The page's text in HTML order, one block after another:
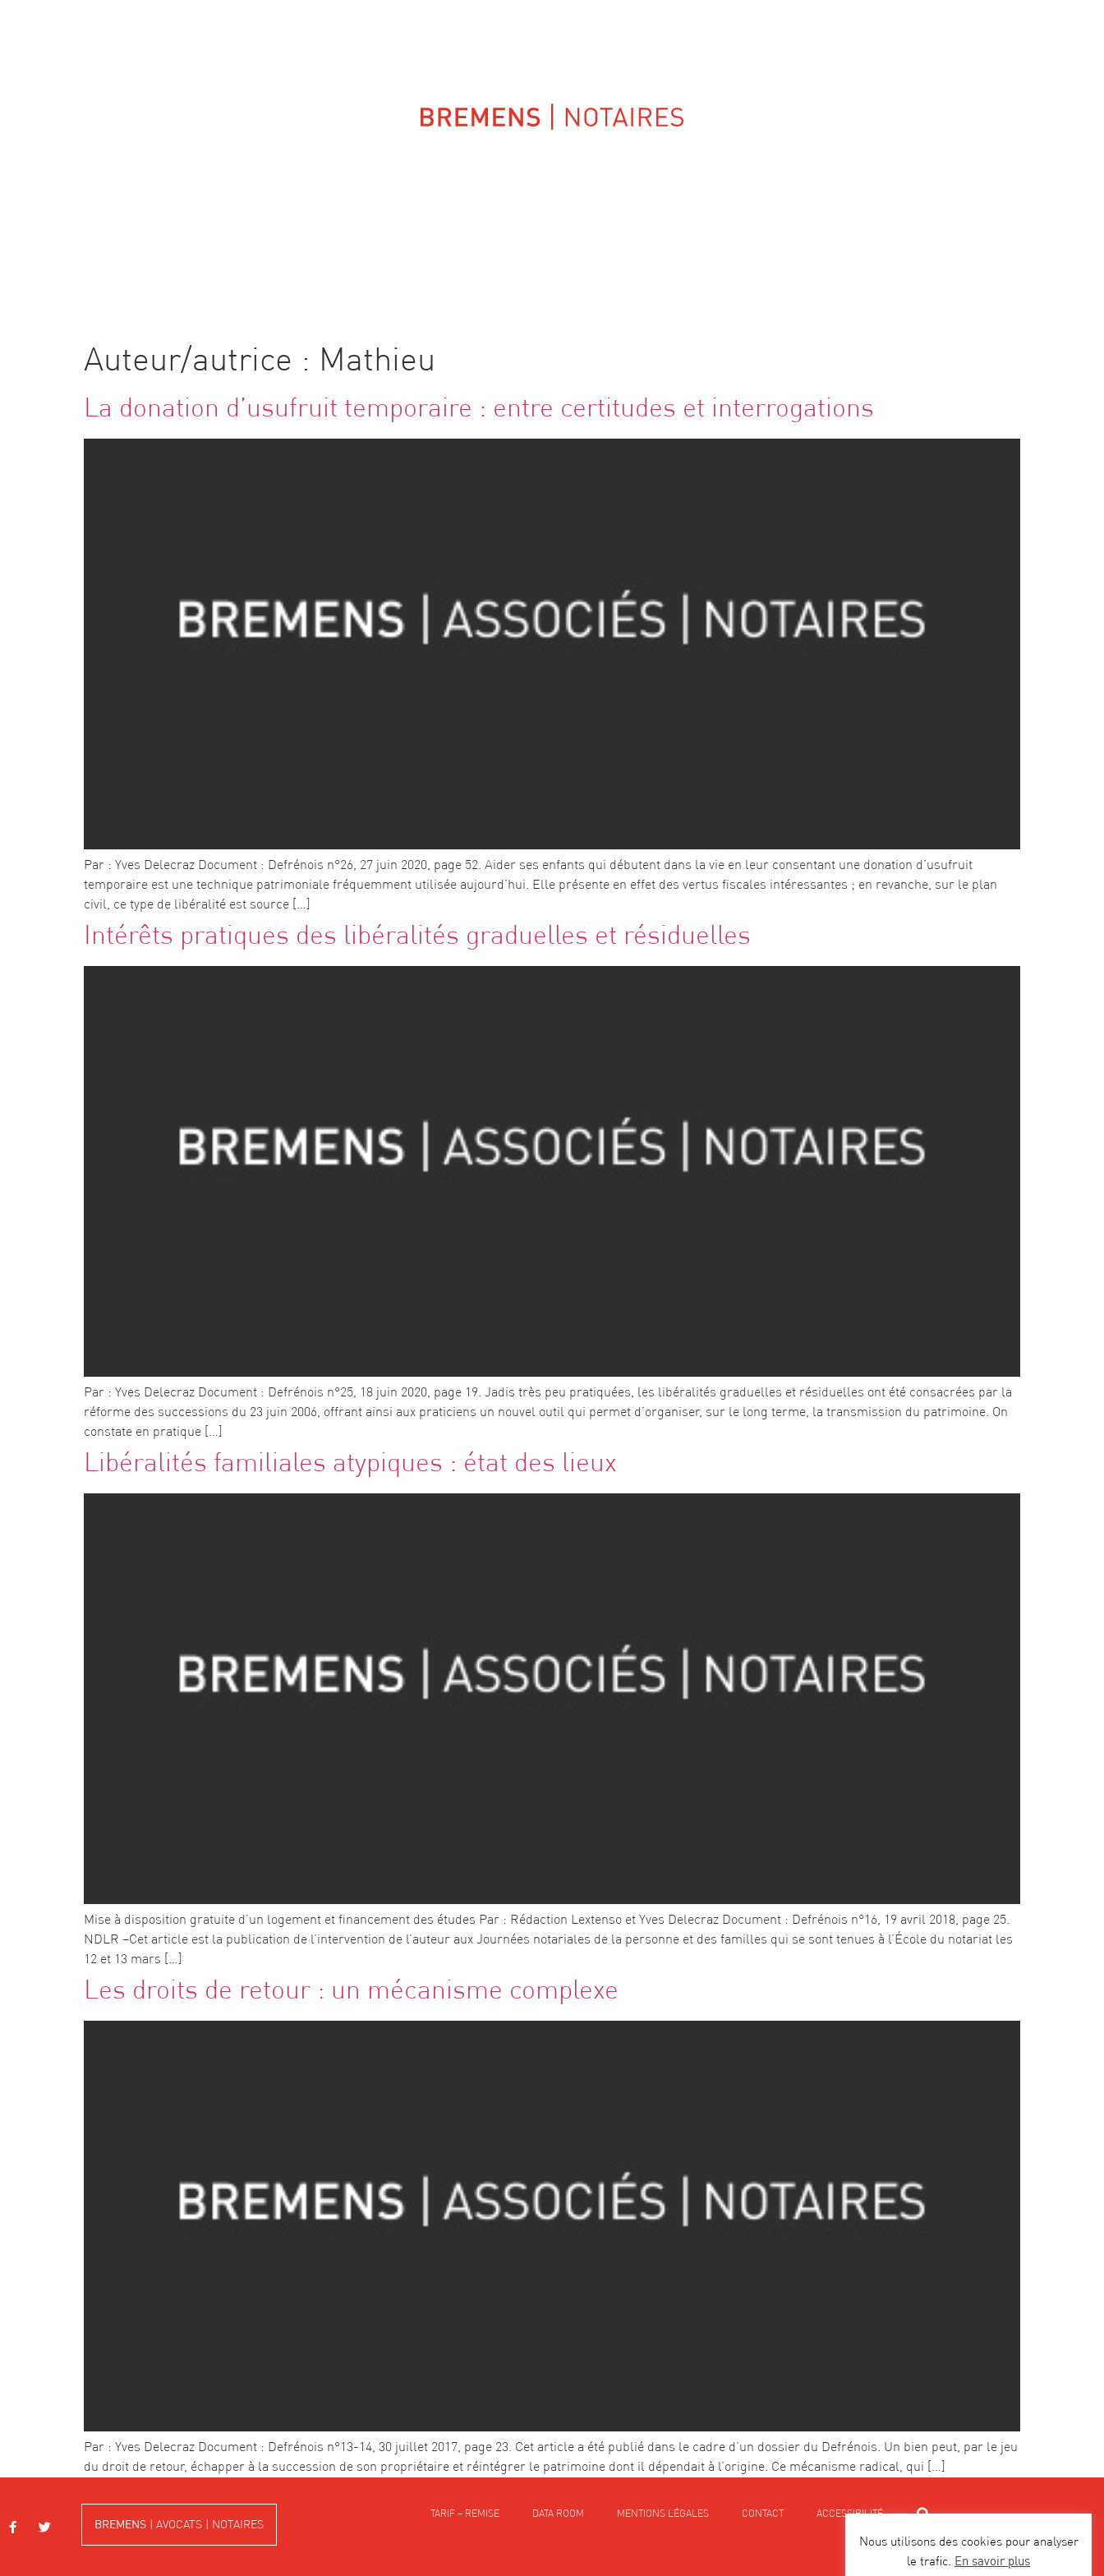
Auteur/autrice : Mathieu
La donation d’usufruit temporaire : entre certitudes et interrogations
Par : Yves Delecraz Document : Defrénois n°26, 27 juin 2020, page 52. Aider ses enfants qui débutent dans la vie en leur consentant une donation d’usufruit
temporaire est une technique patrimoniale fréquemment utilisée aujourd’hui. Elle présente en effet des vertus fiscales intéressantes ; en revanche, sur le plan
civil, ce type de libéralité est source […]
Intérêts pratiques des libéralités graduelles et résiduelles
Par : Yves Delecraz Document : Defrénois n°25, 18 juin 2020, page 19. Jadis très peu pratiquées, les libéralités graduelles et résiduelles ont été consacrées par la
réforme des successions du 23 juin 2006, offrant ainsi aux praticiens un nouvel outil qui permet d’organiser, sur le long terme, la transmission du patrimoine. On
constate en pratique […]
Libéralités familiales atypiques : état des lieux
Mise à disposition gratuite d’un logement et financement des études Par : Rédaction Lextenso et Yves Delecraz Document : Defrénois n°16, 19 avril 2018, page 25.
NDLR –Cet article est la publication de l’intervention de l’auteur aux Journées notariales de la personne et des familles qui se sont tenues à l’École du notariat les
12 et 13 mars […]
Les droits de retour : un mécanisme complexe
Par : Yves Delecraz Document : Defrénois n°13-14, 30 juillet 2017, page 23. Cet article a été publié dans le cadre d’un dossier du Defrénois. Un bien peut, par le jeu
du droit de retour, échapper à la succession de son propriétaire et réintégrer le patrimoine dont il dépendait à l’origine. Ce mécanisme radical, qui […]
BREMENS | AVOCATS | NOTAIRES
TARIF – REMISE DATA ROOM MENTIONS LÉGALES CONTACT ACCESSIBILITÉ
Nous utilisons des cookies pour analyser
le trafic. En savoir plus